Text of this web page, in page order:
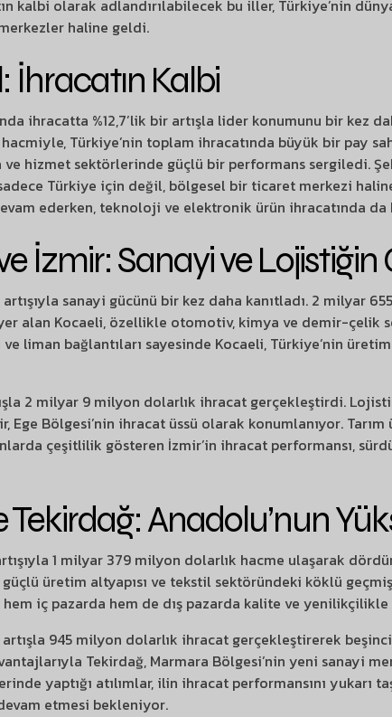
kalbi olarak adlandırılabilecek bu iller, Türkiye’nin
haline geldi.
İhracatın Kalbi
ihracatta %12,7’lik bir artışla lider konumunu bir kez
Türkiye’nin toplam ihracatında büyük bir pay
hizmet sektörlerinde güçlü bir performans sergiledi.
sadece Türkiye için değil, bölgesel bir ticaret merkezi
ederken, teknoloji ve elektronik ürün ihracatında da
İzmir: Sanayi ve Lojistiğin
artışıyla sanayi gücünü bir kez daha kanıtladı. 2 milyar
alan Kocaeli, özellikle otomotiv, kimya ve demir-çelik
liman bağlantıları sayesinde Kocaeli, Türkiye’nin
2 milyar 9 milyon dolarlık ihracat gerçekleştirdi.
Ege Bölgesi’nin ihracat üssü olarak konumlanıyor.
çeşitlilik gösteren İzmir’in ihracat performansı,
Tekirdağ: Anadolu’nun
1 milyar 379 milyon dolarlık hacme ulaşarak
üretim altyapısı ve tekstil sektöründeki köklü
hem iç pazarda hem de dış pazarda kalite ve yenilikçilikle
artışla 945 milyon dolarlık ihracat gerçekleştirerek
Tekirdağ, Marmara Bölgesi’nin yeni sanayi
yaptığı atılımlar, ilin ihracat performansını yukarı
etmesi bekleniyor.